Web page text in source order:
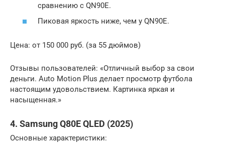
сравнению с QN90E.
Пиковая яркость ниже, чем у QN90E.
Цена: от 150 000 руб. (за 55 дюймов)
Отзывы пользователей: «Отличный выбор за свои
деньги. Auto Motion Plus делает просмотр футбола
настоящим удовольствием. Картинка яркая и
насыщенная.»
4. Samsung Q80E QLED (2025)
Основные характеристики: